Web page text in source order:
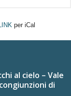
LINK per iCal
al cielo – Vale
di